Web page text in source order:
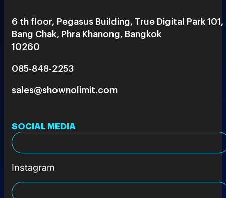
6 th floor, Pegasus Building, True Digital Park 101,
Bang Chak, Phra Khanong, Bangkok
10260
085-848-2253
sales@shownolimit.com
SOCIAL MEDIA
Instagram